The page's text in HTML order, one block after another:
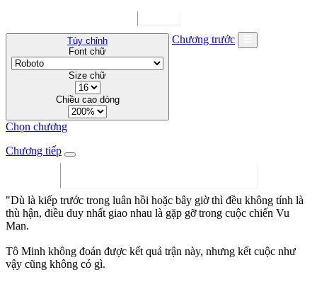
Tùy chỉnh
Font chữ
Size chữ
Chiều cao dòng
Chương trước
Chọn chương
Chương tiếp
"Dù là kiếp trước trong luân hồi hoặc bây giờ thì đều không tính là
thù hận, điều duy nhất giao nhau là gặp gỡ trong cuộc chiến Vu
Man.
Tô Minh không đoán được kết quả trận này, nhưng kết cuộc như
vậy cũng không có gì.